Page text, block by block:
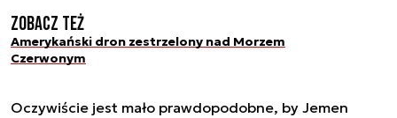
Zobacz też
Amerykański dron zestrzelony nad Morzem
Czerwonym
Oczywiście jest mało prawdopodobne, by Jemen